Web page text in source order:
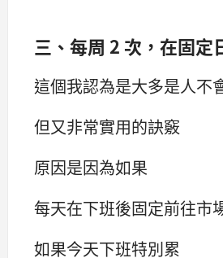
三、每周 2 次，在固定
這個我認為是大多是人不
但又非常實用的訣竅
原因是因為如果
每天在下班後固定前往市
如果今天下班特別累